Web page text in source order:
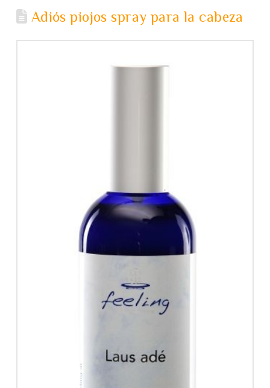
Adiós piojos spray para la cabeza